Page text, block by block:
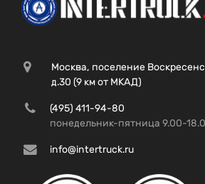
Москва, поселение
д.30 (9 км от МКАД)
(495) 411-94-80
понедельник-пятница 9.00-
info@intertruck.ru